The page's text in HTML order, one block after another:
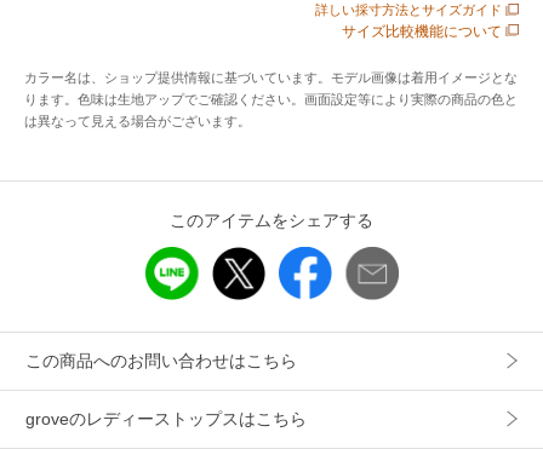
衿元はすっきりとしたクルーネックで、デコルテがきれいに
見えるラインにこだわりました。
衿元には編地変化のデザインを入れ、シンプルな中にさりげ
ないアクセントを効かせています。
今シーズンからはラメとマルチボーダーも新たに登場してい
レーヨンの落ち感と発色の良さが魅力の素材を使用。
総針編みでしっかりとした肉感がありながら、ソフトでドラ
イタッチな風合いが特徴です。体のラインを拾わないのです
っきり見えが叶います。
詳しい採寸方法とサイズガイド
サイズ比較機能について
カラー名は、ショップ提供情報に基づいています。モデル画像は着用イメージとな
ります。色味は生地アップでご確認ください。画面設定等により実際の商品の色と
は異なって見える場合がございます。
このアイテムをシェアする
この商品へのお問い合わせはこちら
groveのレディーストップスはこちら